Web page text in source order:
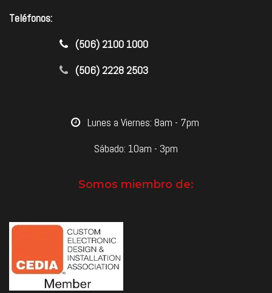
Teléfonos:
​(506) 2100 1000
(506) 2228 2503
​Lunes a Viernes: 8am - 7pm
Sábado: 10am - 3pm
Somos miembro de: